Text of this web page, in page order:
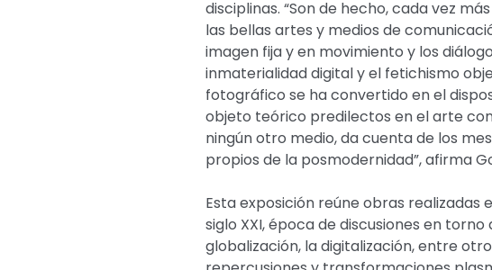
disciplinas. “Son de hecho, cada vez
las bellas artes y medios de
imagen fija y en movimiento y los
inmaterialidad digital y el fetichismo
fotográfico se ha convertido en el
objeto teórico predilectos en el arte
ningún otro medio, da cuenta de los
propios de la posmodernidad”, afirma
Esta exposición reúne obras
siglo XXI, época de discusiones en
globalización, la digitalización, entre